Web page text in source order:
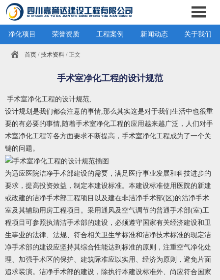
净化项目 荣誉资质 工程案例 新闻动态 关于我们
首页 /技术资料 / 正文
手术室净化工程的设计规范
手术室净化工程的设计规范
设计规划是我们都会注意的事情 那么其实这是对于我们生活中也很重
要的有必要的事情 随着手术室净化工程的应用越来越广泛，人们对手
术室净化工程等各方面要求不断提高，手术室净化工程成为了一个关
键的问题。
​为适应医院洁净手术部建设的需要，满足医疗事业发展和科技进步的
要求，提高投资效益，制定本建设标准。本建设标准使用医院的新建
或改建的洁净手术部工程项目以及建在非洁净手术部(区)的沽净手术
室及其辅助用房工程项目。采用通风及空气调节的普通手术部(室)工
程项目可参照执清洁手术部的建设，必须遵守国家有关经济建设和卫
生事业的法律、法规、符合相关卫生学标准和洁净技术标准的现定洁
净手术部的建设应坚持其综合性能达到标准的原则，注重空气净化处
理、加强手术区的保护、建筑际准应以实用、经济为原则，避免片面
追求装演。洁净手术部的建设，除执行本建设标准外、尚应符合国家